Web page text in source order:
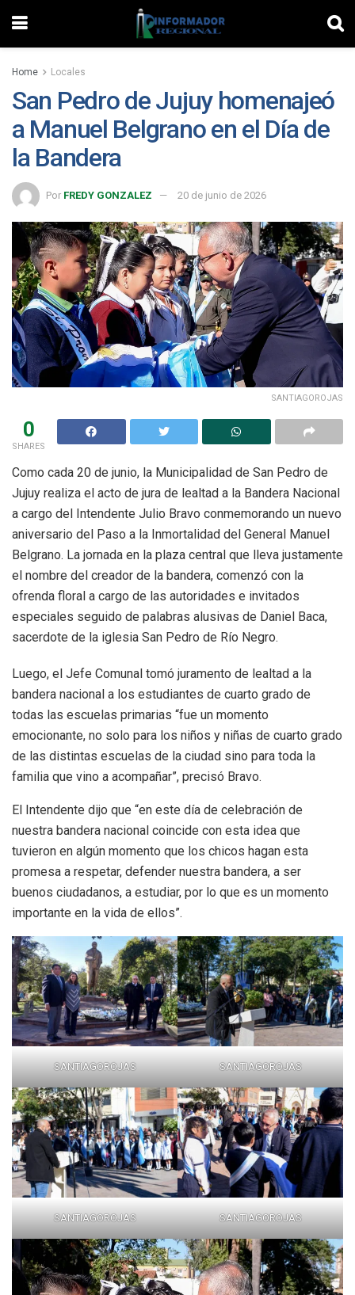
Home Locales
San Pedro de Jujuy homenajeó
a Manuel Belgrano en el Día de
la Bandera
Por FREDY GONZALEZ 20 de junio de 2026
SANTIAGOROJAS
0
SHARES
Como cada 20 de junio, la Municipalidad de San Pedro de
Jujuy realiza el acto de jura de lealtad a la Bandera Nacional
a cargo del Intendente Julio Bravo conmemorando un nuevo
aniversario del Paso a la Inmortalidad del General Manuel
Belgrano. La jornada en la plaza central que lleva justamente
el nombre del creador de la bandera, comenzó con la
ofrenda floral a cargo de las autoridades e invitados
especiales seguido de palabras alusivas de Daniel Baca,
sacerdote de la iglesia San Pedro de Río Negro.
Luego, el Jefe Comunal tomó juramento de lealtad a la
bandera nacional a los estudiantes de cuarto grado de
todas las escuelas primarias “fue un momento
emocionante, no solo para los niños y niñas de cuarto grado
de las distintas escuelas de la ciudad sino para toda la
familia que vino a acompañar”, precisó Bravo.
El Intendente dijo que “en este día de celebración de
nuestra bandera nacional coincide con esta idea que
tuvieron en algún momento que los chicos hagan esta
promesa a respetar, defender nuestra bandera, a ser
buenos ciudadanos, a estudiar, por lo que es un momento
importante en la vida de ellos”.
SANTIAGOROJAS SANTIAGOROJAS
SANTIAGOROJAS SANTIAGOROJAS